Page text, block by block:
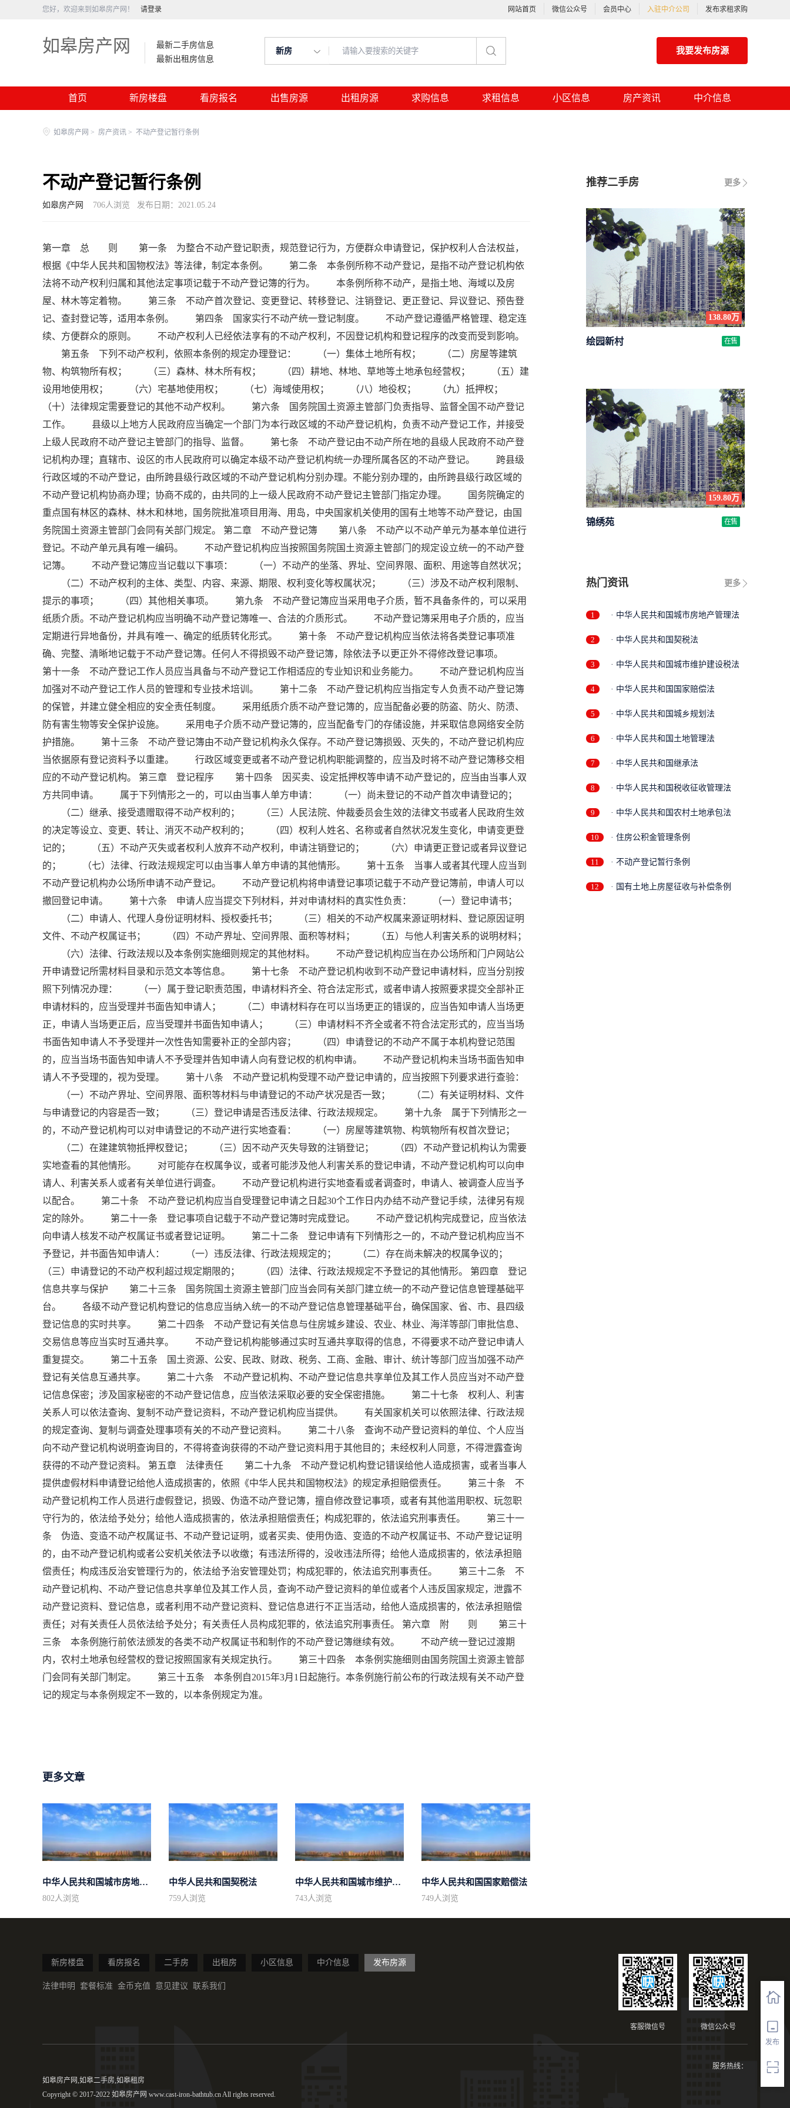
您好，欢迎来到如皋房产网！ 请登录 网站首页 微信公众号 会员中心 入驻中介公司 发布求租求购
如皋房产网
最新二手房信息
最新出租房信息
新房 我要发布房源
首页 新房楼盘 看房报名 出售房源 出租房源 求购信息 求租信息 小区信息 房产资讯 中介信息
发布
如皋房产网 > 房产资讯 > 不动产登记暂行条例
不动产登记暂行条例
如皋房产网 706人浏览 发布日期：2021.05.24
第一章 总 则 第一条 为整合不动产登记职责，规范登记行为，方便群众申请登记，保护权利人合法权益，
根据《中华人民共和国物权法》等法律，制定本条例。 第二条 本条例所称不动产登记，是指不动产登记机构依
法将不动产权利归属和其他法定事项记载于不动产登记簿的行为。 本条例所称不动产，是指土地、海域以及房
屋、林木等定着物。 第三条 不动产首次登记、变更登记、转移登记、注销登记、更正登记、异议登记、预告登
记、查封登记等，适用本条例。 第四条 国家实行不动产统一登记制度。 不动产登记遵循严格管理、稳定连
续、方便群众的原则。 不动产权利人已经依法享有的不动产权利，不因登记机构和登记程序的改变而受到影响。
第五条 下列不动产权利，依照本条例的规定办理登记： （一）集体土地所有权； （二）房屋等建筑
物、构筑物所有权； （三）森林、林木所有权； （四）耕地、林地、草地等土地承包经营权； （五）建
设用地使用权； （六）宅基地使用权； （七）海域使用权； （八）地役权； （九）抵押权；
（十）法律规定需要登记的其他不动产权利。 第六条 国务院国土资源主管部门负责指导、监督全国不动产登记
工作。 县级以上地方人民政府应当确定一个部门为本行政区域的不动产登记机构，负责不动产登记工作，并接受
上级人民政府不动产登记主管部门的指导、监督。 第七条 不动产登记由不动产所在地的县级人民政府不动产登
记机构办理；直辖市、设区的市人民政府可以确定本级不动产登记机构统一办理所属各区的不动产登记。 跨县级
行政区域的不动产登记，由所跨县级行政区域的不动产登记机构分别办理。不能分别办理的，由所跨县级行政区域的
不动产登记机构协商办理；协商不成的，由共同的上一级人民政府不动产登记主管部门指定办理。 国务院确定的
重点国有林区的森林、林木和林地，国务院批准项目用海、用岛，中央国家机关使用的国有土地等不动产登记，由国
务院国土资源主管部门会同有关部门规定。 第二章 不动产登记簿 第八条 不动产以不动产单元为基本单位进行
登记。不动产单元具有唯一编码。 不动产登记机构应当按照国务院国土资源主管部门的规定设立统一的不动产登
记簿。 不动产登记簿应当记载以下事项： （一）不动产的坐落、界址、空间界限、面积、用途等自然状况；
（二）不动产权利的主体、类型、内容、来源、期限、权利变化等权属状况； （三）涉及不动产权利限制、
提示的事项； （四）其他相关事项。 第九条 不动产登记簿应当采用电子介质，暂不具备条件的，可以采用
纸质介质。不动产登记机构应当明确不动产登记簿唯一、合法的介质形式。 不动产登记簿采用电子介质的，应当
定期进行异地备份，并具有唯一、确定的纸质转化形式。 第十条 不动产登记机构应当依法将各类登记事项准
确、完整、清晰地记载于不动产登记簿。任何人不得损毁不动产登记簿，除依法予以更正外不得修改登记事项。
第十一条 不动产登记工作人员应当具备与不动产登记工作相适应的专业知识和业务能力。 不动产登记机构应当
加强对不动产登记工作人员的管理和专业技术培训。 第十二条 不动产登记机构应当指定专人负责不动产登记簿
的保管，并建立健全相应的安全责任制度。 采用纸质介质不动产登记簿的，应当配备必要的防盗、防火、防渍、
防有害生物等安全保护设施。 采用电子介质不动产登记簿的，应当配备专门的存储设施，并采取信息网络安全防
护措施。 第十三条 不动产登记簿由不动产登记机构永久保存。不动产登记簿损毁、灭失的，不动产登记机构应
当依据原有登记资料予以重建。 行政区域变更或者不动产登记机构职能调整的，应当及时将不动产登记簿移交相
应的不动产登记机构。 第三章 登记程序 第十四条 因买卖、设定抵押权等申请不动产登记的，应当由当事人双
方共同申请。 属于下列情形之一的，可以由当事人单方申请： （一）尚未登记的不动产首次申请登记的；
（二）继承、接受遗赠取得不动产权利的； （三）人民法院、仲裁委员会生效的法律文书或者人民政府生效
的决定等设立、变更、转让、消灭不动产权利的； （四）权利人姓名、名称或者自然状况发生变化，申请变更登
记的； （五）不动产灭失或者权利人放弃不动产权利，申请注销登记的； （六）申请更正登记或者异议登记
的； （七）法律、行政法规规定可以由当事人单方申请的其他情形。 第十五条 当事人或者其代理人应当到
不动产登记机构办公场所申请不动产登记。 不动产登记机构将申请登记事项记载于不动产登记簿前，申请人可以
撤回登记申请。 第十六条 申请人应当提交下列材料，并对申请材料的真实性负责： （一）登记申请书；
（二）申请人、代理人身份证明材料、授权委托书； （三）相关的不动产权属来源证明材料、登记原因证明
文件、不动产权属证书； （四）不动产界址、空间界限、面积等材料； （五）与他人利害关系的说明材料；
（六）法律、行政法规以及本条例实施细则规定的其他材料。 不动产登记机构应当在办公场所和门户网站公
开申请登记所需材料目录和示范文本等信息。 第十七条 不动产登记机构收到不动产登记申请材料，应当分别按
照下列情况办理： （一）属于登记职责范围，申请材料齐全、符合法定形式，或者申请人按照要求提交全部补正
申请材料的，应当受理并书面告知申请人； （二）申请材料存在可以当场更正的错误的，应当告知申请人当场更
正，申请人当场更正后，应当受理并书面告知申请人； （三）申请材料不齐全或者不符合法定形式的，应当当场
书面告知申请人不予受理并一次性告知需要补正的全部内容； （四）申请登记的不动产不属于本机构登记范围
的，应当当场书面告知申请人不予受理并告知申请人向有登记权的机构申请。 不动产登记机构未当场书面告知申
请人不予受理的，视为受理。 第十八条 不动产登记机构受理不动产登记申请的，应当按照下列要求进行查验：
（一）不动产界址、空间界限、面积等材料与申请登记的不动产状况是否一致； （二）有关证明材料、文件
与申请登记的内容是否一致； （三）登记申请是否违反法律、行政法规规定。 第十九条 属于下列情形之一
的，不动产登记机构可以对申请登记的不动产进行实地查看： （一）房屋等建筑物、构筑物所有权首次登记；
（二）在建建筑物抵押权登记； （三）因不动产灭失导致的注销登记； （四）不动产登记机构认为需要
实地查看的其他情形。 对可能存在权属争议，或者可能涉及他人利害关系的登记申请，不动产登记机构可以向申
请人、利害关系人或者有关单位进行调查。 不动产登记机构进行实地查看或者调查时，申请人、被调查人应当予
以配合。 第二十条 不动产登记机构应当自受理登记申请之日起30个工作日内办结不动产登记手续，法律另有规
定的除外。 第二十一条 登记事项自记载于不动产登记簿时完成登记。 不动产登记机构完成登记，应当依法
向申请人核发不动产权属证书或者登记证明。 第二十二条 登记申请有下列情形之一的，不动产登记机构应当不
予登记，并书面告知申请人： （一）违反法律、行政法规规定的； （二）存在尚未解决的权属争议的；
（三）申请登记的不动产权利超过规定期限的； （四）法律、行政法规规定不予登记的其他情形。 第四章 登记
信息共享与保护 第二十三条 国务院国土资源主管部门应当会同有关部门建立统一的不动产登记信息管理基础平
台。 各级不动产登记机构登记的信息应当纳入统一的不动产登记信息管理基础平台，确保国家、省、市、县四级
登记信息的实时共享。 第二十四条 不动产登记有关信息与住房城乡建设、农业、林业、海洋等部门审批信息、
交易信息等应当实时互通共享。 不动产登记机构能够通过实时互通共享取得的信息，不得要求不动产登记申请人
重复提交。 第二十五条 国土资源、公安、民政、财政、税务、工商、金融、审计、统计等部门应当加强不动产
登记有关信息互通共享。 第二十六条 不动产登记机构、不动产登记信息共享单位及其工作人员应当对不动产登
记信息保密；涉及国家秘密的不动产登记信息，应当依法采取必要的安全保密措施。 第二十七条 权利人、利害
关系人可以依法查询、复制不动产登记资料，不动产登记机构应当提供。 有关国家机关可以依照法律、行政法规
的规定查询、复制与调查处理事项有关的不动产登记资料。 第二十八条 查询不动产登记资料的单位、个人应当
向不动产登记机构说明查询目的，不得将查询获得的不动产登记资料用于其他目的；未经权利人同意，不得泄露查询
获得的不动产登记资料。 第五章 法律责任 第二十九条 不动产登记机构登记错误给他人造成损害，或者当事人
提供虚假材料申请登记给他人造成损害的，依照《中华人民共和国物权法》的规定承担赔偿责任。 第三十条 不
动产登记机构工作人员进行虚假登记，损毁、伪造不动产登记簿，擅自修改登记事项，或者有其他滥用职权、玩忽职
守行为的，依法给予处分；给他人造成损害的，依法承担赔偿责任；构成犯罪的，依法追究刑事责任。 第三十一
条 伪造、变造不动产权属证书、不动产登记证明，或者买卖、使用伪造、变造的不动产权属证书、不动产登记证明
的，由不动产登记机构或者公安机关依法予以收缴；有违法所得的，没收违法所得；给他人造成损害的，依法承担赔
偿责任；构成违反治安管理行为的，依法给予治安管理处罚；构成犯罪的，依法追究刑事责任。 第三十二条 不
动产登记机构、不动产登记信息共享单位及其工作人员，查询不动产登记资料的单位或者个人违反国家规定，泄露不
动产登记资料、登记信息，或者利用不动产登记资料、登记信息进行不正当活动，给他人造成损害的，依法承担赔偿
责任；对有关责任人员依法给予处分；有关责任人员构成犯罪的，依法追究刑事责任。 第六章 附 则 第三十
三条 本条例施行前依法颁发的各类不动产权属证书和制作的不动产登记簿继续有效。 不动产统一登记过渡期
内，农村土地承包经营权的登记按照国家有关规定执行。 第三十四条 本条例实施细则由国务院国土资源主管部
门会同有关部门制定。 第三十五条 本条例自2015年3月1日起施行。本条例施行前公布的行政法规有关不动产登
记的规定与本条例规定不一致的，以本条例规定为准。
更多文章
中华人民共和国城市房地产管理法
802人浏览
中华人民共和国契税法
759人浏览
中华人民共和国城市维护建设税法
743人浏览
中华人民共和国国家赔偿法
749人浏览
更多
推荐二手房
138.80万
绘园新村 在售
159.80万
锦绣苑 在售
更多
热门资讯
1 · 中华人民共和国城市房地产管理法
2 · 中华人民共和国契税法
3 · 中华人民共和国城市维护建设税法
4 · 中华人民共和国国家赔偿法
5 · 中华人民共和国城乡规划法
6 · 中华人民共和国土地管理法
7 · 中华人民共和国继承法
8 · 中华人民共和国税收征收管理法
9 · 中华人民共和国农村土地承包法
10 · 住房公积金管理条例
11 · 不动产登记暂行条例
12 · 国有土地上房屋征收与补偿条例
新房楼盘 看房报名 二手房 出租房 小区信息 中介信息 发布房源
法律申明 套餐标准 金币充值 意见建议 联系我们
微信公众号
客服微信号
服务热线：
如皋房产网,如皋二手房,如皋租房
Copyright © 2017-2022 如皋房产网 www.cast-iron-bathtub.cn All rights reserved.